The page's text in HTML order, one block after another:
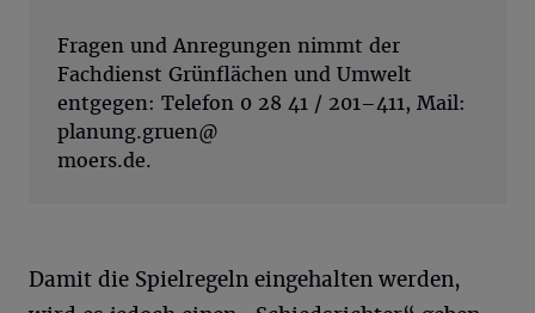
Fragen und Anregungen nimmt der
Fachdienst Grünflächen und Umwelt
entgegen: Telefon 0 28 41 / 201–411, Mail:
planung.gruen@
moers.de.
Damit die Spielregeln eingehalten werden,